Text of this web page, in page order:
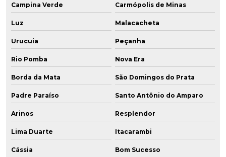
Campina Verde Carmópolis de Minas
Luz Malacacheta
Urucuia Peçanha
Rio Pomba Nova Era
Borda da Mata São Domingos do Prata
Padre Paraíso Santo Antônio do Amparo
Arinos Resplendor
Lima Duarte Itacarambi
Cássia Bom Sucesso